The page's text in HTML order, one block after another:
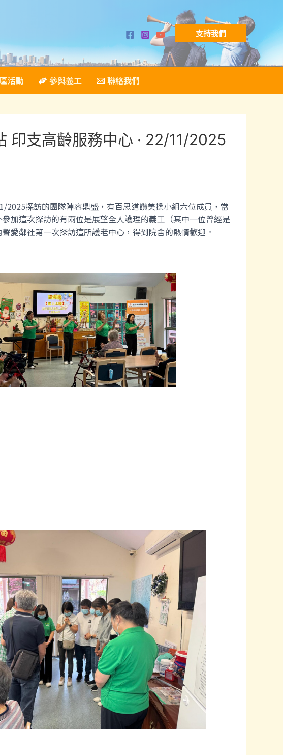
支持我們
活動 參與義工 聯絡我們
印支高齡服務中心 · 22/11/2025
探訪的團隊陣容鼎盛，有百思道讚美操小組六位成員，當
加這次探訪的有兩位是展望全人護理的義工（其中一位曾經是
愛鄰社第一次探訪這所護老中心，得到院舍的熱情歡迎。